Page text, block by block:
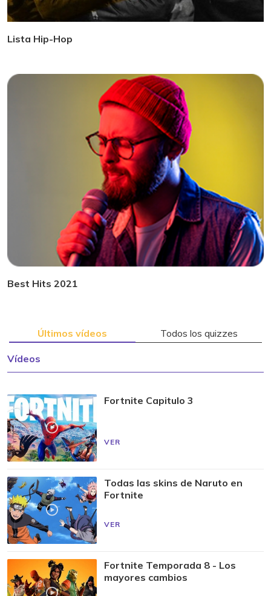
Lista Hip-Hop
Best Hits 2021
Últimos vídeos Todos los quizzes
Vídeos
Fortnite Capitulo 3
VER
Todas las skins de Naruto en
Fortnite
VER
Fortnite Temporada 8 - Los
mayores cambios